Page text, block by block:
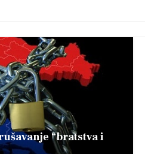
“bratstva i